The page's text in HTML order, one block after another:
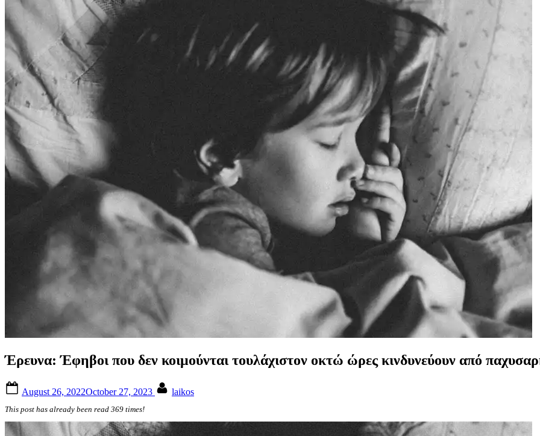
Έρευνα: Έφηβοι που δεν κοιμούνται τουλάχιστον οκτώ ώρες κινδυνεύουν από
on
August 26, 2022October 27, 2023 laikos
This post has already been read 369 times!